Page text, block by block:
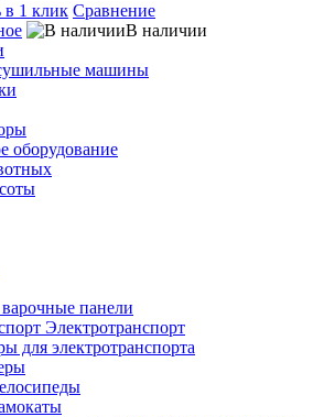
в 1 клик Сравнение
В наличии
машины
оборудование
панели
Электротранспорт
для электротранспорта